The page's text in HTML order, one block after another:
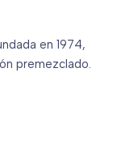
en 1974,
premezclado.